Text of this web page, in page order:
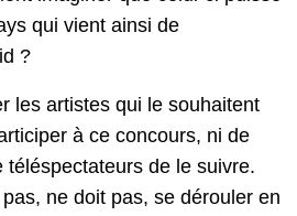
qui vient ainsi de
?
les artistes qui le souhaitent
à ce concours, ni de
téléspectateurs de le suivre.
ne doit pas, se dérouler en